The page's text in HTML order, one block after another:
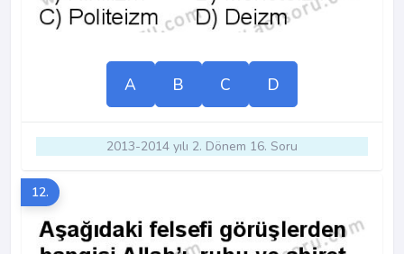
A B C D
2013-2014 yılı 2. Dönem 16. Soru
12.